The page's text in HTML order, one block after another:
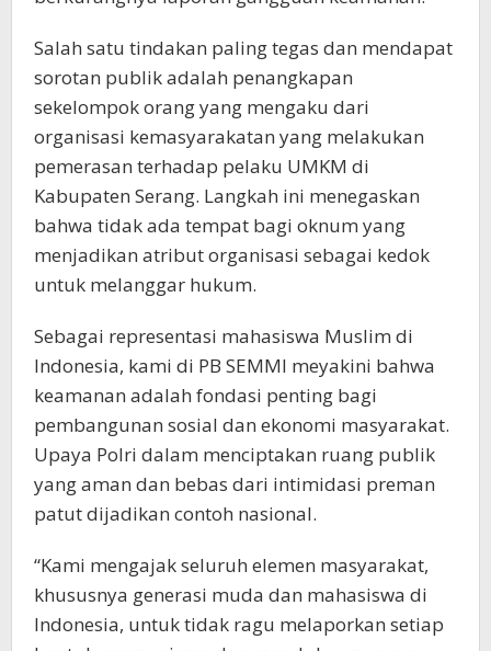
Salah satu tindakan paling tegas dan mendapat
sorotan publik adalah penangkapan
sekelompok orang yang mengaku dari
organisasi kemasyarakatan yang melakukan
pemerasan terhadap pelaku UMKM di
Kabupaten Serang. Langkah ini menegaskan
bahwa tidak ada tempat bagi oknum yang
menjadikan atribut organisasi sebagai kedok
untuk melanggar hukum.
Sebagai representasi mahasiswa Muslim di
Indonesia, kami di PB SEMMI meyakini bahwa
keamanan adalah fondasi penting bagi
pembangunan sosial dan ekonomi masyarakat.
Upaya Polri dalam menciptakan ruang publik
yang aman dan bebas dari intimidasi preman
patut dijadikan contoh nasional.
“Kami mengajak seluruh elemen masyarakat,
khususnya generasi muda dan mahasiswa di
Indonesia, untuk tidak ragu melaporkan setiap